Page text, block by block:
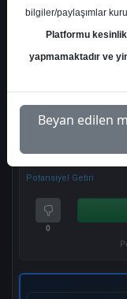
TAVHL-
Potansiyel Getiri
0
bilgiler/paylaşımlar
Platformu
yapmamaktadır ve
Beyan edilen